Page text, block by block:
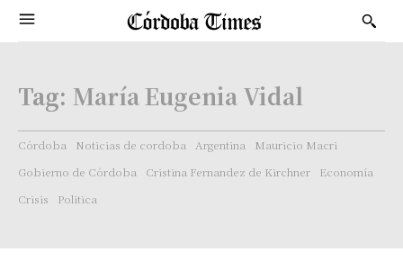
Tag: María Eugenia Vidal
Córdoba Noticias de cordoba Argentina
Mauricio Macri
Gobierno de Córdoba
Cristina Fernandez de Kirchner
Economía
Crisis
Politica